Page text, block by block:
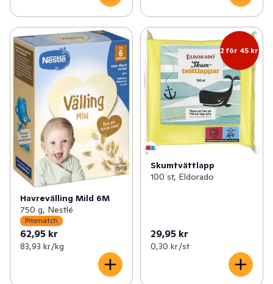
Havrevälling Mild 6M
750 g, Nestlé
Prismatch
62,95 kr
83,93 kr /kg
2 för 45 kr
Skumtvättlapp
100 st, Eldorado
29,95 kr
0,30 kr /st